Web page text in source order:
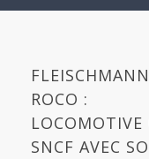
ROCO :
LOCOMOTIVE
SNCF AVEC